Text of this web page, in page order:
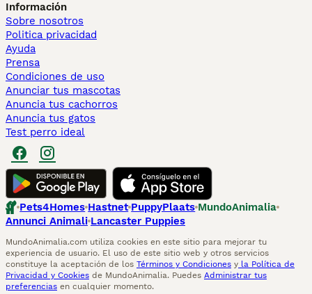
Información
Sobre nosotros
Politica privacidad
Ayuda
Prensa
Condiciones de uso
Anunciar tus mascotas
Anuncia tus cachorros
Anuncia tus gatos
Test perro ideal
Pets4Homes Hastnet PuppyPlaats MundoAnimalia
Annunci Animali Lancaster Puppies
MundoAnimalia.com utiliza cookies en este sitio para mejorar tu
experiencia de usuario. El uso de este sitio web y otros servicios
constituye la aceptación de los Términos y Condiciones y la Política de
Privacidad y Cookies de MundoAnimalia. Puedes Administrar tus
preferencias en cualquier momento.